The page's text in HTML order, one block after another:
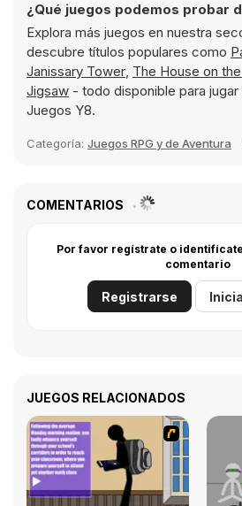
¿Qué juegos podemos probar
Explora más juegos en nuestra
descubre títulos populares como
Janissary Tower, The House on
Jigsaw - todo disponible para jugar
Juegos Y8.
Categoría: Juegos RPG y de Aventura
COMENTARIOS
Por favor regístrate o
comentario
Registrarse
JUEGOS RELACIONADOS